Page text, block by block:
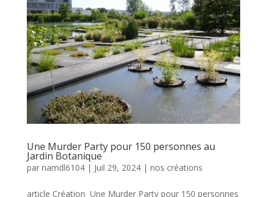
Une Murder Party pour 150 personnes au
Jardin Botanique
par namdl6104| Juil 29, 2024| nos créations
article Création Une Murder Party pour 150 personnes